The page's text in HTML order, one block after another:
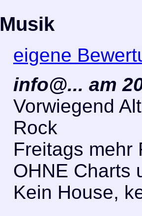
Musik
eigene
info@... am
Vorwiegend
Rock
Freitags mehr
OHNE Charts
Kein House,